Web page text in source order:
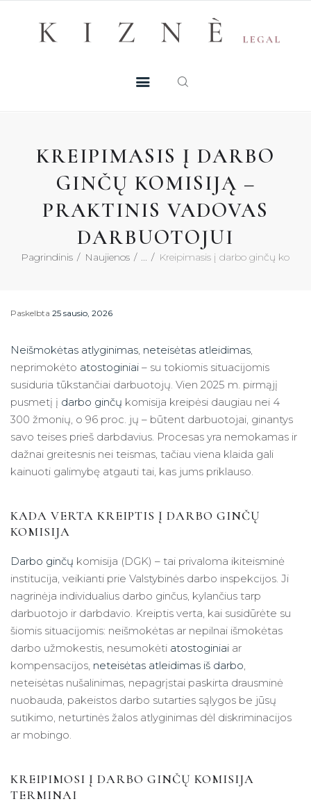
KREIPIMASIS Į DARBO
GINČŲ KOMISIJĄ –
PRAKTINIS VADOVAS
DARBUOTOJUI
Pagrindinis Naujienos Kreipimasis į darbo ginčų
MŪSŲ TALENTAI
KONTAKTAI
KONSULTACIJA
Paskelbta 25 sausio, 2026
Neišmokėtas atlyginimas, neteisėtas atleidimas,
neprimokėto atostoginiai – su tokiomis situacijomis
susiduria tūkstančiai darbuotojų. Vien 2025 m. pirmąjį
pusmetį į darbo ginčų komisija kreipėsi daugiau nei 4
300 žmonių, o 96 proc. jų – būtent darbuotojai, ginantys
savo teises prieš darbdavius. Procesas yra nemokamas ir
dažnai greitesnis nei teismas, tačiau viena klaida gali
kainuoti galimybę atgauti tai, kas jums priklauso.
KADA VERTA KREIPTIS Į DARBO GINČŲ
KOMISIJA
Darbo ginčų komisija (DGK) – tai privaloma ikiteisminė
institucija, veikianti prie Valstybinės darbo inspekcijos. Ji
nagrinėja individualius darbo ginčus, kylančius tarp
darbuotojo ir darbdavio. Kreiptis verta, kai susidūrėte su
šiomis situacijomis: neišmokėtas ar nepilnai išmokėtas
darbo užmokestis, nesumokėti atostoginiai ar
kompensacijos, neteisėtas atleidimas iš darbo,
neteisėtas nušalinimas, nepagrįstai paskirta drausminė
nuobauda, pakeistos darbo sutarties sąlygos be jūsų
sutikimo, neturtinės žalos atlyginimas dėl diskriminacijos
ar mobingo.
KREIPIMOSI Į DARBO GINČŲ KOMISIJA
TERMINAI
Registruotis konsultacijai